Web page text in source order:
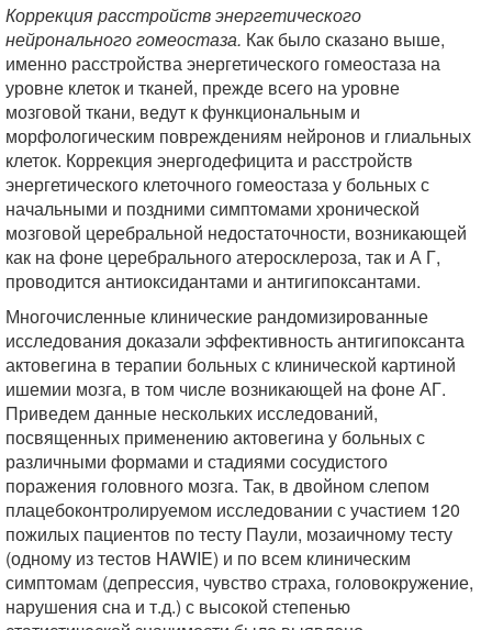
Коррекция расстройств энергетического
нейронального гомеостаза. Как было сказано выше,
именно расстройства энергетического гомеостаза на
уровне клеток и тканей, прежде всего на уровне
мозговой ткани, ведут к функциональным и
морфологическим повреждениям нейронов и глиальных
клеток. Коррекция энергодефицита и расстройств
энергетического клеточного гомеостаза у больных с
начальными и поздними симптомами хронической
мозговой церебральной недостаточности, возникающей
как на фоне церебрального атеросклероза, так и А Г,
проводится антиоксидантами и антигипоксантами.
Многочисленные клинические рандомизированные
исследования доказали эффективность антигипоксанта
актовегина в терапии больных с клинической картиной
ишемии мозга, в том числе возникающей на фоне АГ.
Приведем данные нескольких исследований,
посвященных применению актовегина у больных с
различными формами и стадиями сосудистого
поражения головного мозга. Так, в двойном слепом
плацебоконтролируемом исследовании с участием 120
пожилых пациентов по тесту Паули, мозаичному тесту
(одному из тестов HAWIE) и по всем клиническим
симптомам (депрессия, чувство страха, головокружение,
нарушения сна и т.д.) с высокой степенью